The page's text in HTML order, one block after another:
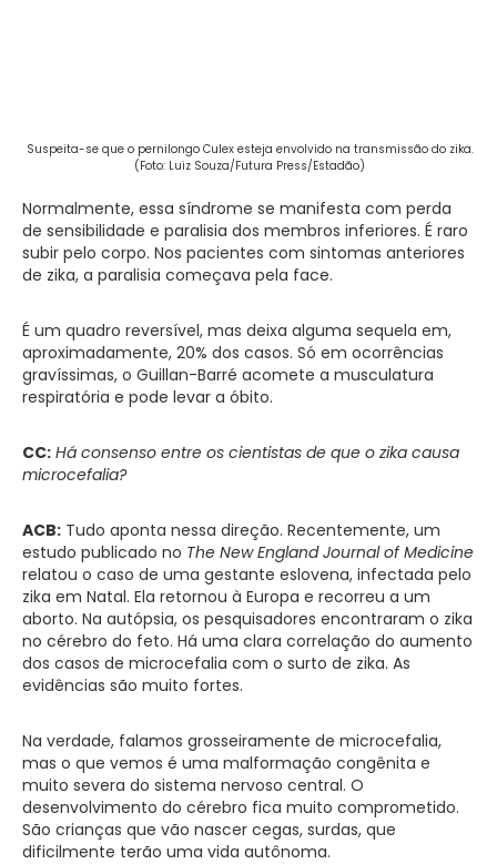
Suspeita-se que o pernilongo Culex esteja envolvido na transmissão do zika.
(Foto: Luiz Souza/Futura Press/Estadão)
Normalmente, essa síndrome se manifesta com perda
de sensibilidade e paralisia dos membros inferiores. É raro
subir pelo corpo. Nos pacientes com sintomas anteriores
de zika, a paralisia começava pela face.
É um quadro reversível, mas deixa alguma sequela em,
aproximadamente, 20% dos casos. Só em ocorrências
gravíssimas, o Guillan-Barré acomete a musculatura
respiratória e pode levar a óbito.
CC: Há consenso entre os cientistas de que o zika causa
microcefalia?
ACB: Tudo aponta nessa direção. Recentemente, um
estudo publicado no The New England Journal of Medicine
relatou o caso de uma gestante eslovena, infectada pelo
zika em Natal. Ela retornou à Europa e recorreu a um
aborto. Na autópsia, os pesquisadores encontraram o zika
no cérebro do feto. Há uma clara correlação do aumento
dos casos de microcefalia com o surto de zika. As
evidências são muito fortes.
Na verdade, falamos grosseiramente de microcefalia,
mas o que vemos é uma malformação congênita e
muito severa do sistema nervoso central. O
desenvolvimento do cérebro fica muito comprometido.
São crianças que vão nascer cegas, surdas, que
dificilmente terão uma vida autônoma.